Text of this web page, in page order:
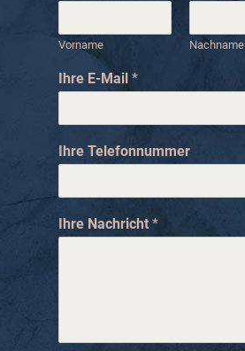
Vorname Nachname
Ihre E-Mail *
Ihre Telefonnummer
N
a
e
Ihre Nachricht *